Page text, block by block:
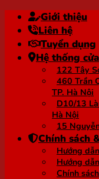
qua
nội
dung
Giới thiệu
Liên hệ
Tuyển dụng
Hệ thống
122 Tây
460 Trần
TP. Hà Nội
D10/13
Hà Nội
15
Chính sách
Hướng
Hướng
Chính